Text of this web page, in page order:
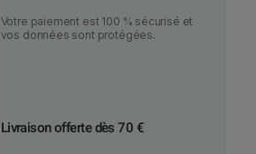
Votre paiement est 100 % sécurisé et
vos données sont protégées.
Livraison offerte dès 70 €